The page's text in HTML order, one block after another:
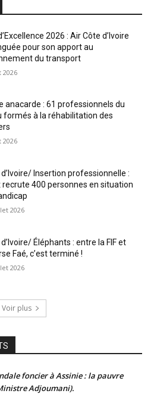
2026 : Air Côte d’Ivoire
pour son apport au
du transport
2026
anacarde : 61 professionnels du
formés à la réhabilitation des
2026
Insertion professionnelle :
recrute 400 personnes en situation
2026
Éléphants : entre la FIF et
Faé, c’est terminé !
2026
Voir plus
foncier à Assinie : la pauvre
Adjoumani).